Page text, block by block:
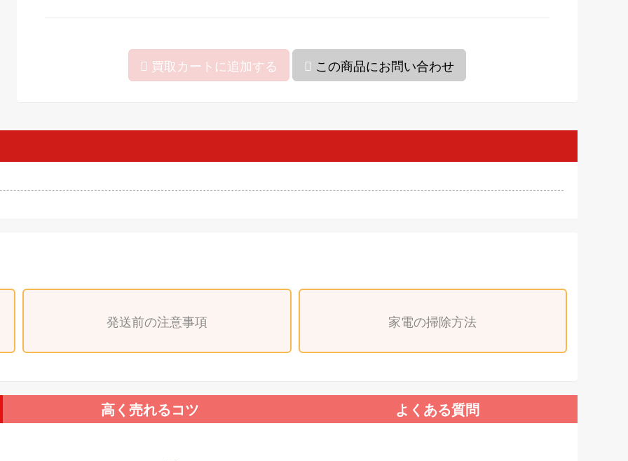
買取カートに追加する この商品にお問い合わせ
発送前の注意事項 家電の掃除方法
高く売れるコツ よくある質問